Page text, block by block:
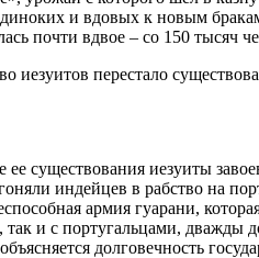
и вдовых к новым
почти вдвое – со 150 тысяч
иезуитов перестало
существования иезуиты
индейцев в рабство на
армия гуарани,
и с португальцами,
долговечность